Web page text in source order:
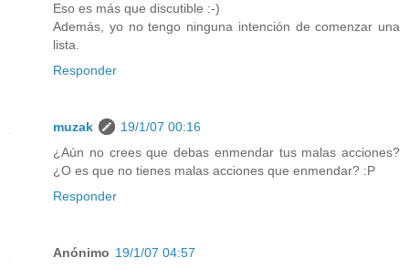
Eso es más que discutible :-)
Además, yo no tengo ninguna intención de comenzar una
lista.
Responder
muzak
19/1/07 00:16
¿Aún no crees que debas enmendar tus malas acciones?
¿O es que no tienes malas acciones que enmendar? :P
Responder
Anónimo 19/1/07 04:57